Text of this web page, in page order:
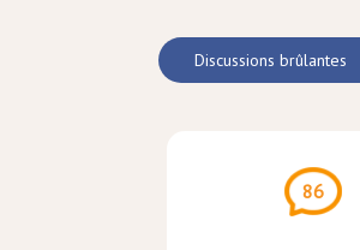
Discussions brûlantes
86